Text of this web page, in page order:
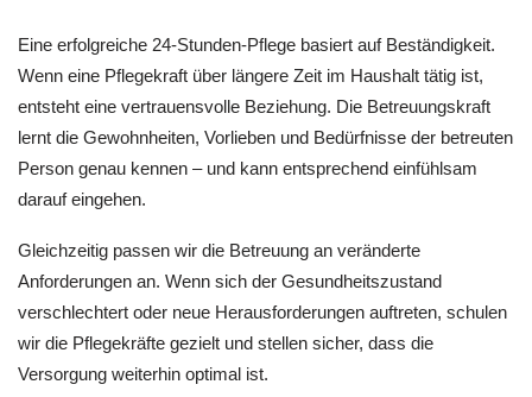
Eine erfolgreiche 24-Stunden-Pflege basiert auf Beständigkeit.
Wenn eine Pflegekraft über längere Zeit im Haushalt tätig ist,
entsteht eine vertrauensvolle Beziehung. Die Betreuungskraft
lernt die Gewohnheiten, Vorlieben und Bedürfnisse der betreuten
Person genau kennen – und kann entsprechend einfühlsam
darauf eingehen.
Gleichzeitig passen wir die Betreuung an veränderte
Anforderungen an. Wenn sich der Gesundheitszustand
verschlechtert oder neue Herausforderungen auftreten, schulen
wir die Pflegekräfte gezielt und stellen sicher, dass die
Versorgung weiterhin optimal ist.